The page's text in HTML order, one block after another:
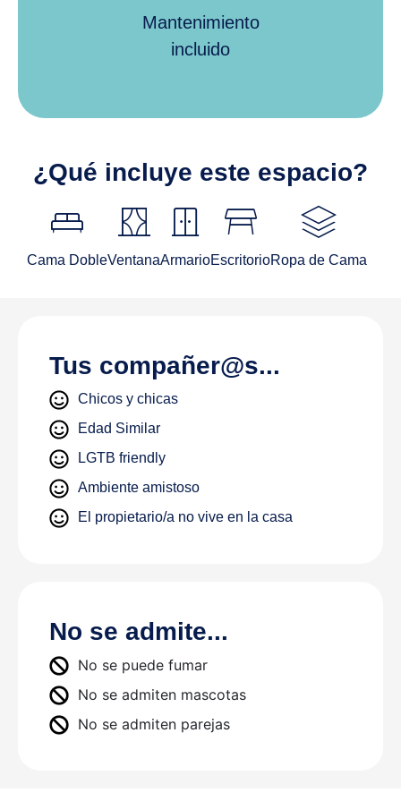
Mantenimiento
incluido
¿Qué incluye este espacio?
King_bed
Cama Doble
curtains
Ventana
door_sliding
Armario
table_restaurant
Escritorio
stacks
Ropa de Cama
Tus compañer@s...
Chicos y chicas
Edad Similar
LGTB friendly
Ambiente amistoso
El propietario/a no vive en la casa
No se admite...
No se puede fumar
No se admiten mascotas
No se admiten parejas